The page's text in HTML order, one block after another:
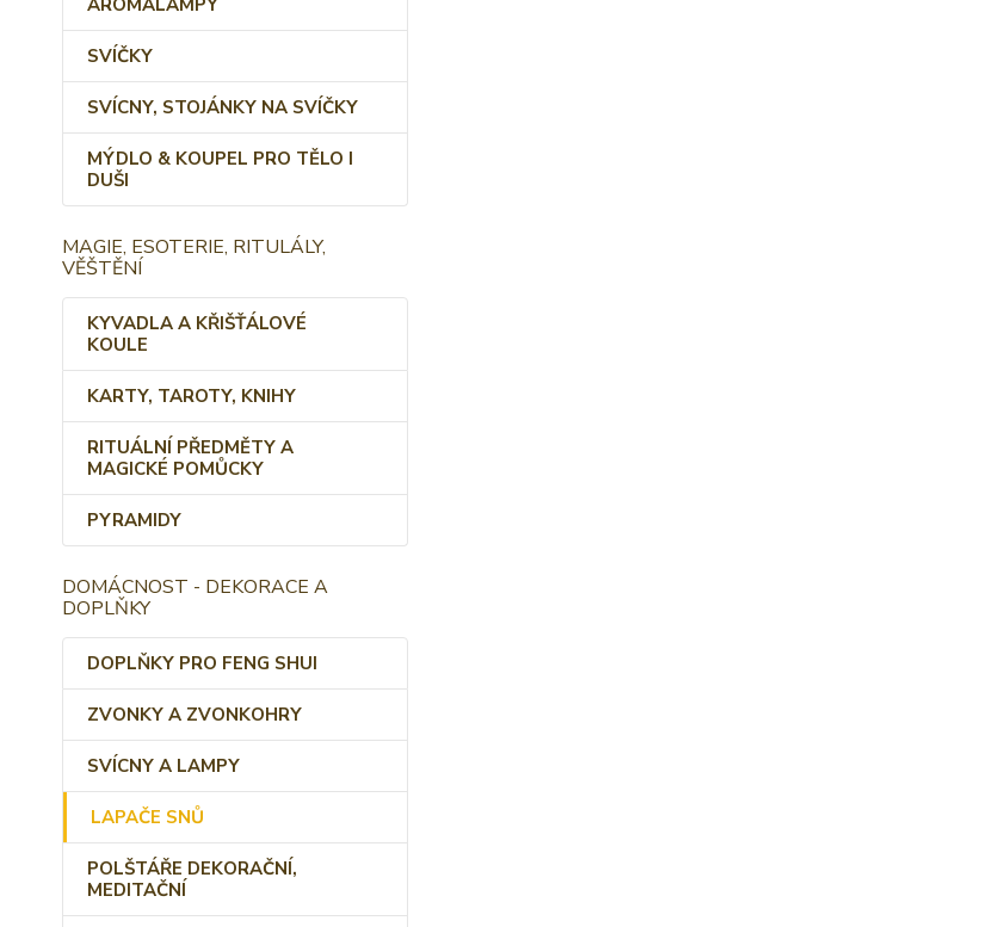
AROMALAMPY
SVÍČKY
SVÍCNY, STOJÁNKY NA SVÍČKY
MÝDLO & KOUPEL PRO TĚLO I
DUŠI
MAGIE, ESOTERIE, RITULÁLY,
VĚŠTĚNÍ
KYVADLA A KŘIŠŤÁLOVÉ
KOULE
KARTY, TAROTY, KNIHY
RITUÁLNÍ PŘEDMĚTY A
MAGICKÉ POMŮCKY
PYRAMIDY
DOMÁCNOST - DEKORACE A
DOPLŇKY
DOPLŇKY PRO FENG SHUI
ZVONKY A ZVONKOHRY
SVÍCNY A LAMPY
LAPAČE SNŮ
POLŠTÁŘE DEKORAČNÍ,
MEDITAČNÍ